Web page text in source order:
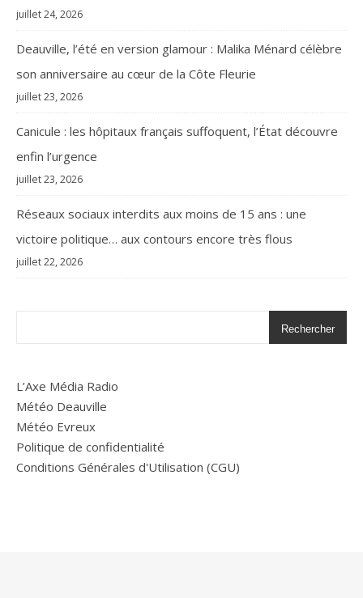
juillet 24, 2026
Deauville, l’été en version glamour : Malika Ménard célèbre
son anniversaire au cœur de la Côte Fleurie
juillet 23, 2026
Canicule : les hôpitaux français suffoquent, l’État découvre
enfin l’urgence
juillet 23, 2026
Réseaux sociaux interdits aux moins de 15 ans : une
victoire politique… aux contours encore très flous
juillet 22, 2026
Rechercher
L’Axe Média Radio
Météo Deauville
Météo Evreux
Politique de confidentialité
Conditions Générales d'Utilisation (CGU)